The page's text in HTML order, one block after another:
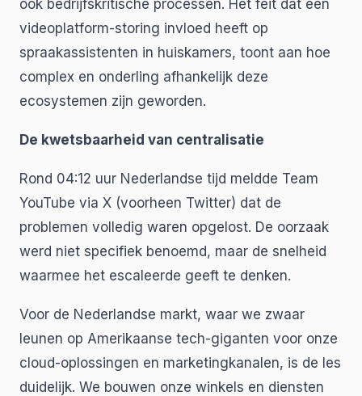
ook bedrijfskritische processen. Het feit dat een
videoplatform-storing invloed heeft op
spraakassistenten in huiskamers, toont aan hoe
complex en onderling afhankelijk deze
ecosystemen zijn geworden.
De kwetsbaarheid van centralisatie
Rond 04:12 uur Nederlandse tijd meldde Team
YouTube via X (voorheen Twitter) dat de
problemen volledig waren opgelost. De oorzaak
werd niet specifiek benoemd, maar de snelheid
waarmee het escaleerde geeft te denken.
Voor de Nederlandse markt, waar we zwaar
leunen op Amerikaanse tech-giganten voor onze
cloud-oplossingen en marketingkanalen, is de les
duidelijk. We bouwen onze winkels en diensten